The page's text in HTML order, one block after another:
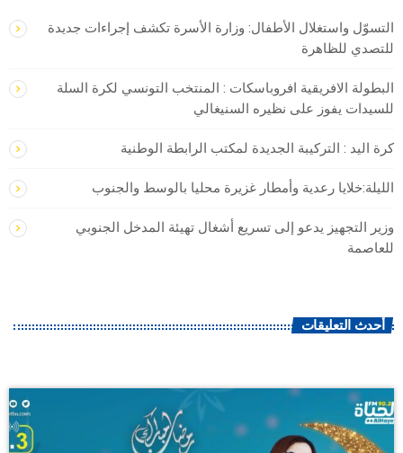
التسوّل واستغلال الأطفال: وزارة الأسرة تكشف إجراءات جديدة
للتصدي للظاهرة
البطولة الافريقية افروباسكات : المنتخب التونسي لكرة السلة
للسيدات يفوز على نظيره السنيغالي
كرة اليد : التركيبة الجديدة لمكتب الرابطة الوطنية
الليلة:خلايا رعدية وأمطار غزيرة محليا بالوسط والجنوب
وزير التجهيز يدعو إلى تسريع أشغال تهيئة المدخل الجنوبي
للعاصمة
أحدث التعليقات